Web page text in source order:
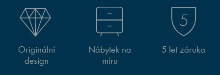
Originální
design
Nábytek na
míru
5 let záruka